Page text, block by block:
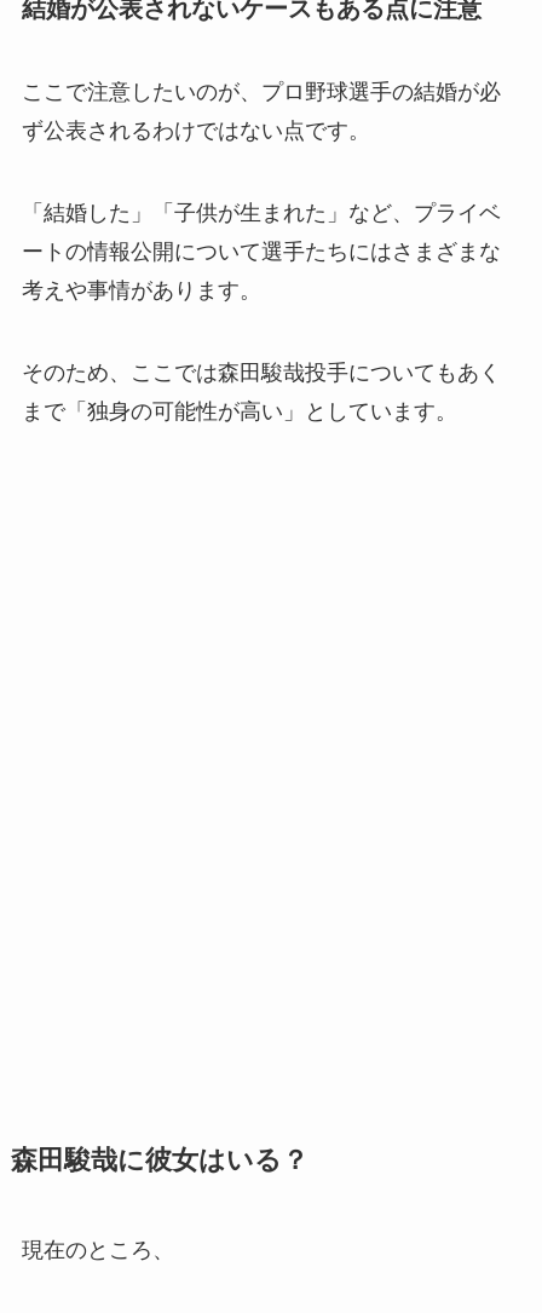
結婚が公表されないケースもある点に注意
ここで注意したいのが、プロ野球選手の結婚が必
ず公表されるわけではない点です。
「結婚した」「子供が生まれた」など、プライベ
ートの情報公開について選手たちにはさまざまな
考えや事情があります。
そのため、ここでは森田駿哉投手についてもあく
まで「独身の可能性が高い」としています。
森田駿哉に彼女はいる？
現在のところ、